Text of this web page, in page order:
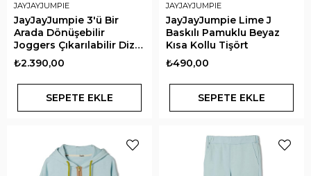
JAYJAYJUMPIE
JayJayJumpie 3'ü Bir
Arada Dönüşebilir
Joggers Çıkarılabilir Diz
Parçalı Çocuk Pantolon |
Haki
₺2.390,00
SEPETE EKLE
JAYJAYJUMPIE
JayJayJumpie Lime J
Baskılı Pamuklu Beyaz
Kısa Kollu Tişört
₺490,00
SEPETE EKLE